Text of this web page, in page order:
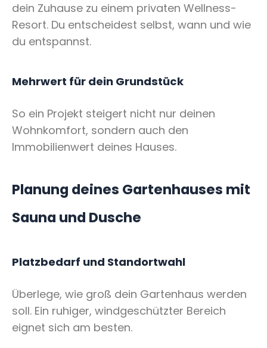
dein Zuhause zu einem privaten Wellness-
Resort. Du entscheidest selbst, wann und wie
du entspannst.
Mehrwert für dein Grundstück
So ein Projekt steigert nicht nur deinen
Wohnkomfort, sondern auch den
Immobilienwert deines Hauses.
Planung deines Gartenhauses mit
Sauna und Dusche
Platzbedarf und Standortwahl
Überlege, wie groß dein Gartenhaus werden
soll. Ein ruhiger, windgeschützter Bereich
eignet sich am besten.